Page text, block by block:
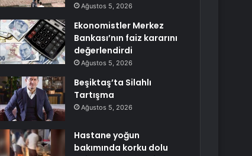
Ağustos 5, 2026
Ekonomistler Merkez
Bankası’nın faiz kararını
değerlendirdi
Ağustos 5, 2026
Beşiktaş’ta Silahlı
Tartışma
Ağustos 5, 2026
Hastane yoğun
bakımında korku dolu